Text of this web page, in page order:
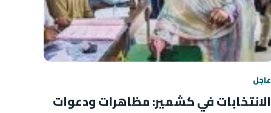
عاجل
الانتخابات في كشمير: مظاهرات ودعوات